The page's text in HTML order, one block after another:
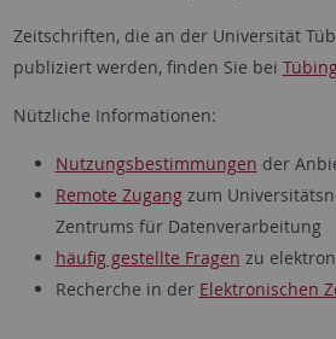
Zeitschriften, die an der Universität
publiziert werden, finden Sie bei
Nützliche Informationen:
Nutzungsbestimmungen der
Remote Zugangzum
Zentrums für Datenverarbeitung
häufig gestellte Fragen zu
Recherche in der Elektronischen